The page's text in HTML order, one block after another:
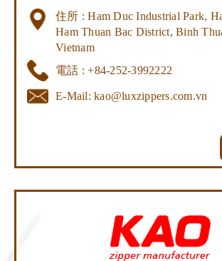
住所 : Ham Duc Industrial Park,
Ham Thuan Bac District, Binh
Vietnam
電話 : +84-252-3992222
E-Mail: kao@luxzippers.com.vn